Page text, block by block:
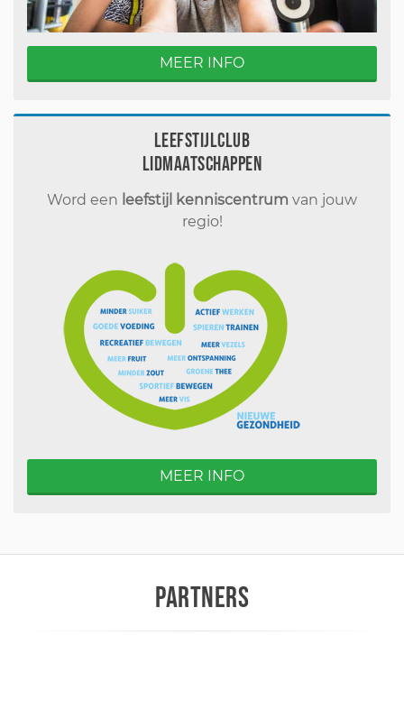
MEER INFO
Leefstijlclub
Lidmaatschappen
Word een leefstijl kenniscentrum van jouw
regio!
MEER INFO
PARTNERS